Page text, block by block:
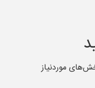
موردنیاز